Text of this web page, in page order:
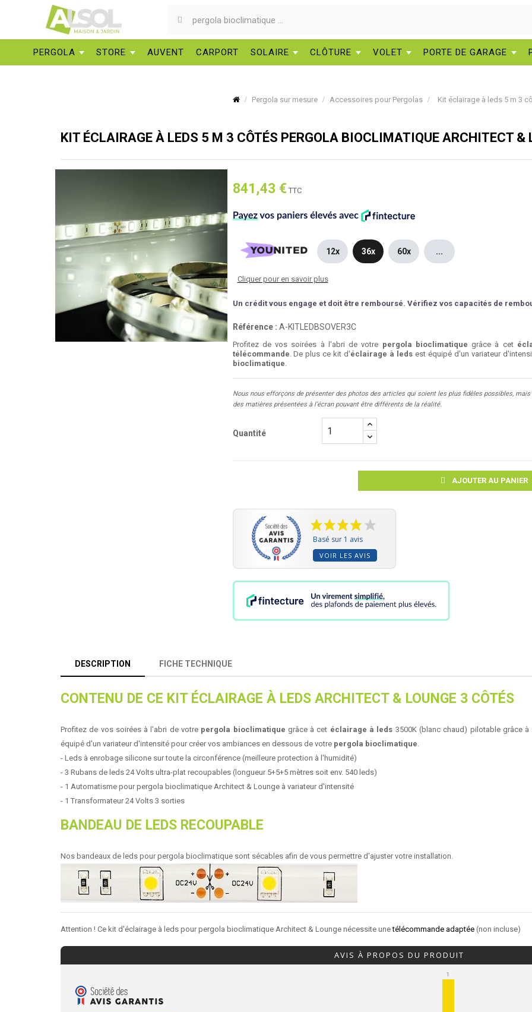
PERGOLA STORE AUVENT CARPORT SOLAIRE CLÔTURE VOLET PORTE DE GARAGE
Pergola sur mesure Accessoires pour Pergolas Kit éclairage à leds 5 m 3
KIT ÉCLAIRAGE À LEDS 5 M 3 CÔTÉS PERGOLA BIOCLIMATIQUE ARCHITECT &
841,43 €TTC
12x 36x 60x ...
Cliquer pour en savoir plus
Un crédit vous engage et doit être remboursé. Vérifiez vos capacités de
Référence : A-KITLEDBSOVER3C
Profitez de vos soirées à l'abri de votre pergola bioclimatique grâce à cet
télécommande. De plus ce kit d'éclairage à leds est équipé d'un variateur
bioclimatique.
Nous nous efforçons de présenter des photos des articles qui soient les plus fidèles possibles,
des matières présentées à l’écran pouvant être différents de la réalité.
Quantité
AJOUTER AU PANIER
Basé sur 1 avis
VOIR LES AVIS
DESCRIPTION FICHE TECHNIQUE
CONTENU DE CE KIT ÉCLAIRAGE À LEDS ARCHITECT & LOUNGE 3 CÔTÉS
Profitez de vos soirées à l'abri de votre pergola bioclimatique grâce à cet éclairage à leds 3500K (blanc chaud) pilotable grâce à
équipé d'un variateur d'intensité pour créer vos ambiances en dessous de votre pergola bioclimatique.
- Leds à enrobage silicone sur toute la circonférence (meilleure protection à l'humidité)
- 3 Rubans de leds 24 Volts ultra-plat recoupables (longueur 5+5+5 mètres soit env. 540 leds)
- 1 Automatisme pour pergola bioclimatique Architect & Lounge à variateur d'intensité
- 1 Transformateur24 Volts 3 sorties
BANDEAU DE LEDS RECOUPABLE
Nos bandeaux de leds pour pergola bioclimatique sont sécables afin de vous permettre d'ajuster votre installation.
Attention ! Ce kit d'éclairage à leds pour pergola bioclimatique Architect & Lounge nécessite unetélécommande adaptée (non incluse)
AVIS À PROPOS DU PRODUIT
1